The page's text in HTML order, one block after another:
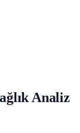
Analiz